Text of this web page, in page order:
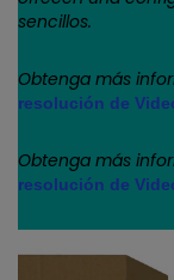
sencillos.
Obtenga más
resolución de
Obtenga más
resolución de